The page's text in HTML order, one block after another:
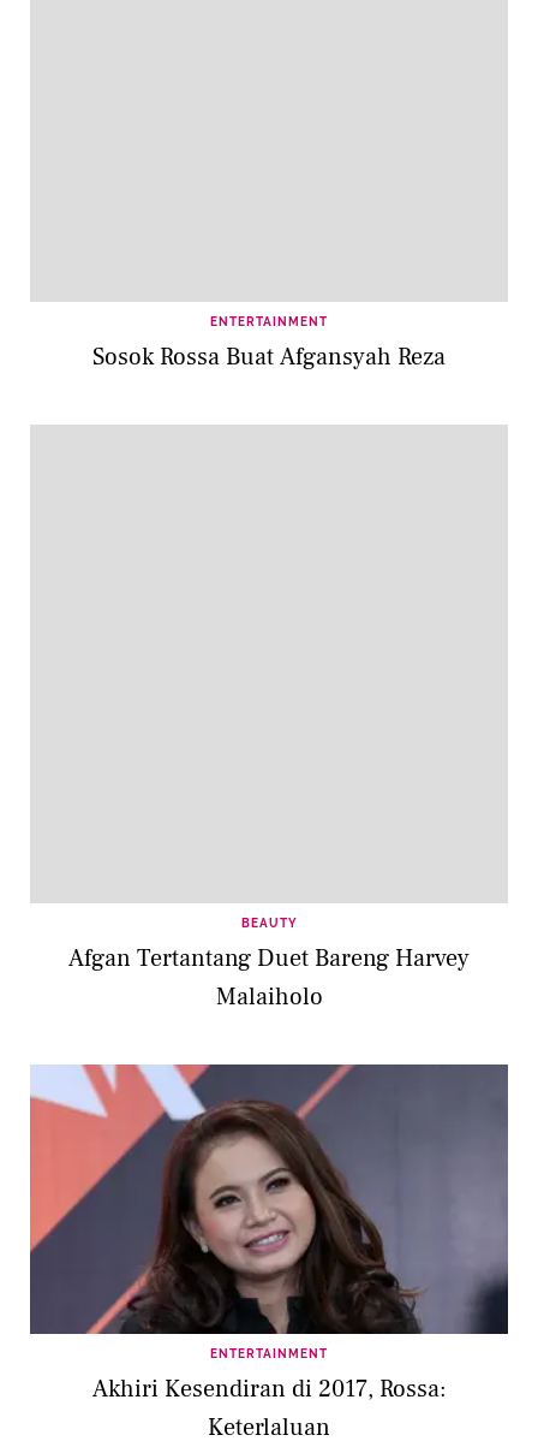
ENTERTAINMENT
Sosok Rossa Buat Afgansyah Reza
BEAUTY
Afgan Tertantang Duet Bareng Harvey
Malaiholo
ENTERTAINMENT
Akhiri Kesendiran di 2017, Rossa:
Keterlaluan